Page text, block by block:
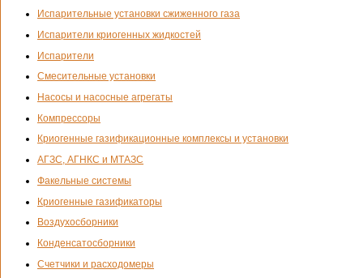
Испарительные установки сжиженного газа
Испарители криогенных жидкостей
Испарители
Смесительные установки
Насосы и насосные агрегаты
Компрессоры
Криогенные газификационные комплексы и установки
АГЗС, АГНКС и МТАЗС
Факельные системы
Криогенные газификаторы
Воздухосборники
Конденсатосборники
Счетчики и расходомеры